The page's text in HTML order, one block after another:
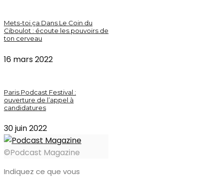
Mets-toi ça Dans Le Coin du
Ciboulot : écoute les pouvoirs de
ton cerveau
16 mars 2022
Paris Podcast Festival :
ouverture de l’appel à
candidatures
30 juin 2022
©Podcast Magazine
Indiquez ce que vous